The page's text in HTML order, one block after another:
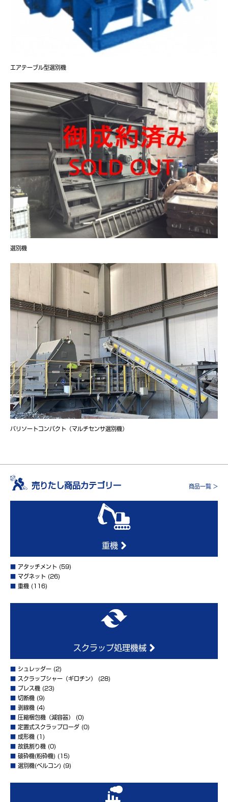
エアテーブル型選別機
選別機
バリソートコンパクト（マルチセンサ選別機）
売りたし商品カテゴリー 商品一覧 >
重機
アタッチメント (59)
マグネット (26)
重機 (116)
スクラップ処理機械
シュレッダー (2)
スクラップシャー（ギロチン）
(28)
プレス機 (23)
切断機 (9)
剥線機 (4)
圧縮梱包機（減容器）
(0)
定置式スクラップローダ (0)
成形機 (1)
故銑割り機 (0)
破砕機(粉砕機) (15)
選別機(ベルコン) (9)